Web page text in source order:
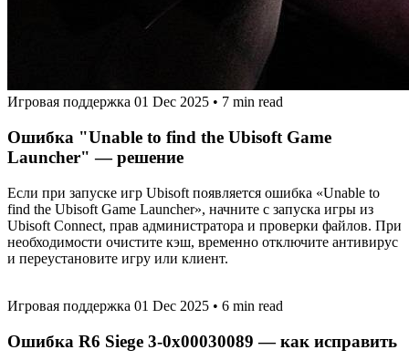
Игровая поддержка 01 Dec 2025 • 7 min read
Ошибка "Unable to find the Ubisoft Game
Launcher" — решение
Если при запуске игр Ubisoft появляется ошибка «Unable to
find the Ubisoft Game Launcher», начните с запуска игры из
Ubisoft Connect, прав администратора и проверки файлов. При
необходимости очистите кэш, временно отключите антивирус
и переустановите игру или клиент.
Игровая поддержка 01 Dec 2025 • 6 min read
Ошибка R6 Siege 3-0x00030089 — как исправить